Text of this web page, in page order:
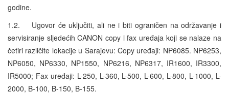
godine.
1.2. Ugovor će uključiti, ali ne i biti ograničen na održavanje i
servisiranje sljedećih CANON copy i fax uređaja koji se nalaze na
četiri različite lokacije u Sarajevu: Copy uređaji: NP6085. NP6253,
NP6050, NP6330, NP1550, NP6216, NP6317, IR1600, IR3300,
IR5000; Fax uređaji: L-250, L-360, L-500, L-600, L-800, L-1000, L-
2000, B-100, B-150, B-155.